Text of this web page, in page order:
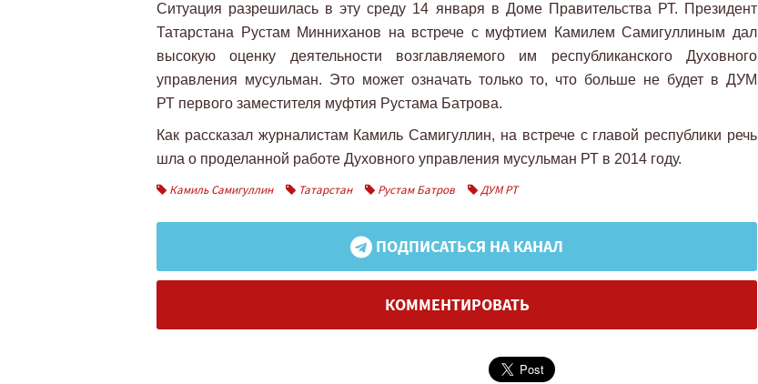
Ситуация разрешилась в эту среду 14 января в Доме Правительства РТ. Президент
Татарстана Рустам Минниханов на встрече с муфтием Камилем Самигуллиным дал
высокую оценку деятельности возглавляемого им республиканского Духовного
управления мусульман. Это может означать только то, что больше не будет в ДУМ
РТ первого заместителя муфтия Рустама Батрова.
Как рассказал журналистам Камиль Самигуллин, на встрече с главой республики речь
шла о проделанной работе Духовного управления мусульман РТ в 2014 году.
Камиль Самигуллин
Татарстан Рустам Батров ДУМ РТ
ПОДПИСАТЬСЯ НА КАНАЛ
КОММЕНТИРОВАТЬ